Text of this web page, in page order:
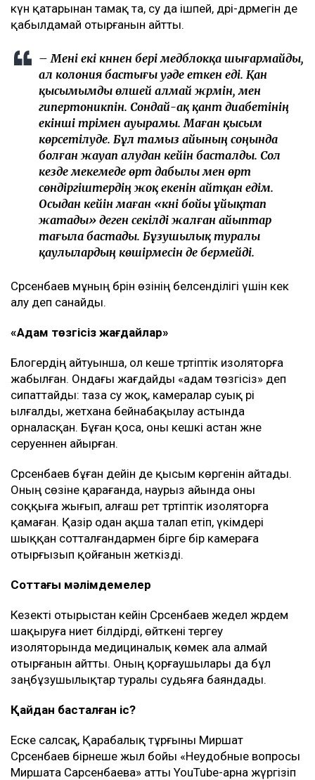
күн қатарынан тамақ та, су да ішпей, дәрі-дәрмегін де
қабылдамай отырғанын айтты.
– Мені екі күннен бері медблокқа шығармайды,
ал колония бастығы уәде еткен еді. Қан
қысымымды өлшей алмай жүрмін, мен
гипертоникпін. Сондай-ақ қант диабетінің
екінші түрімен ауырамы. Маған қысым
көрсетілуде. Бұл тамыз айының соңында
болған жауап алудан кейін басталды. Сол
кезде мекемеде өрт дабылы мен өрт
сөндіргіштердің жоқ екенін айтқан едім.
Осыдан кейін маған «күні бойы ұйықтап
жатады» деген секілді жалған айыптар
тағыла бастады. Бұзушылық туралы
қаулылардың көшірмесін де бермейді.
Сәрсенбаев мұның бәрін өзінің белсенділігі үшін кек
алу деп санайды.
«Адам төзгісіз жағдайлар»
Блогердің айтуынша, ол кеше тәртіптік изоляторға
жабылған. Ондағы жағдайды «адам төзгісіз» деп
сипаттайды: таза су жоқ, камералар суық әрі
ылғалды, әжетхана бейнабақылау астында
орналасқан. Бұған қоса, оны кешкі астан және
серуеннен айырған.
Сәрсенбаев бұған дейін де қысым көргенін айтады.
Оның сөзіне қарағанда, наурыз айында оны
соққыға жығып, алғаш рет тәртіптік изоляторға
қамаған. Қазір одан ақша талап етіп, үкімдері
шыққан сотталғандармен бірге бір камераға
отырғызып қойғанын жеткізді.
Соттағы мәлімдемелер
Кезекті отырыстан кейін Сәрсенбаев жедел жәрдем
шақыруға ниет білдірді, өйткені тергеу
изоляторында медициналық көмек ала алмай
отырғанын айтты. Оның қорғаушылары да бұл
заңбұзушылықтар туралы судьяға баяндады.
Қайдан басталған іс?
Еске салсақ, Қарабалық тұрғыны Миршат
Сәрсенбаев бірнеше жыл бойы «Неудобные вопросы
Миршата Сарсенбаева» атты YouTube-арна жүргізіп